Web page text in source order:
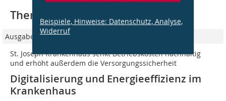
Beispiele, Hinweise: Datenschutz, Analyse,
Widerruf
Thematisch passende Artikel:
Ausgabe 02/2024
St. Joseph Krankenhaus senkt Betriebskosten nachhaltig
und erhöht außerdem die Versorgungssicherheit
Digitalisierung und Energie­effizienz im
Krankenhaus